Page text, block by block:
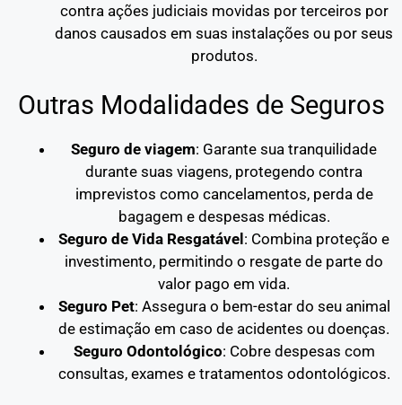
contra ações judiciais movidas por terceiros por
danos causados em suas instalações ou por seus
produtos.
Outras Modalidades de Seguros
Seguro de viagem: Garante sua tranquilidade
durante suas viagens, protegendo contra
imprevistos como cancelamentos, perda de
bagagem e despesas médicas.
Seguro de Vida Resgatável : Combina proteção e
investimento, permitindo o resgate de parte do
valor pago em vida.
Seguro Pet: Assegura o bem-estar do seu animal
de estimação em caso de acidentes ou doenças.
Seguro Odontológico: Cobre despesas com
consultas, exames e tratamentos odontológicos.